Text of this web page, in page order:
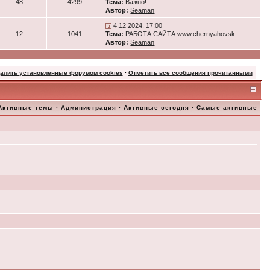
48 4299 Тема: Важно!
Автор: Seaman
12 1041
4.12.2024, 17:00
Тема: РАБОТА САЙТА www.chernyahovsk....
Автор: Seaman
установленные форумом cookies · Отметить все сообщения прочитанными
темы ·Администрация ·Активные сегодня ·Самые активные